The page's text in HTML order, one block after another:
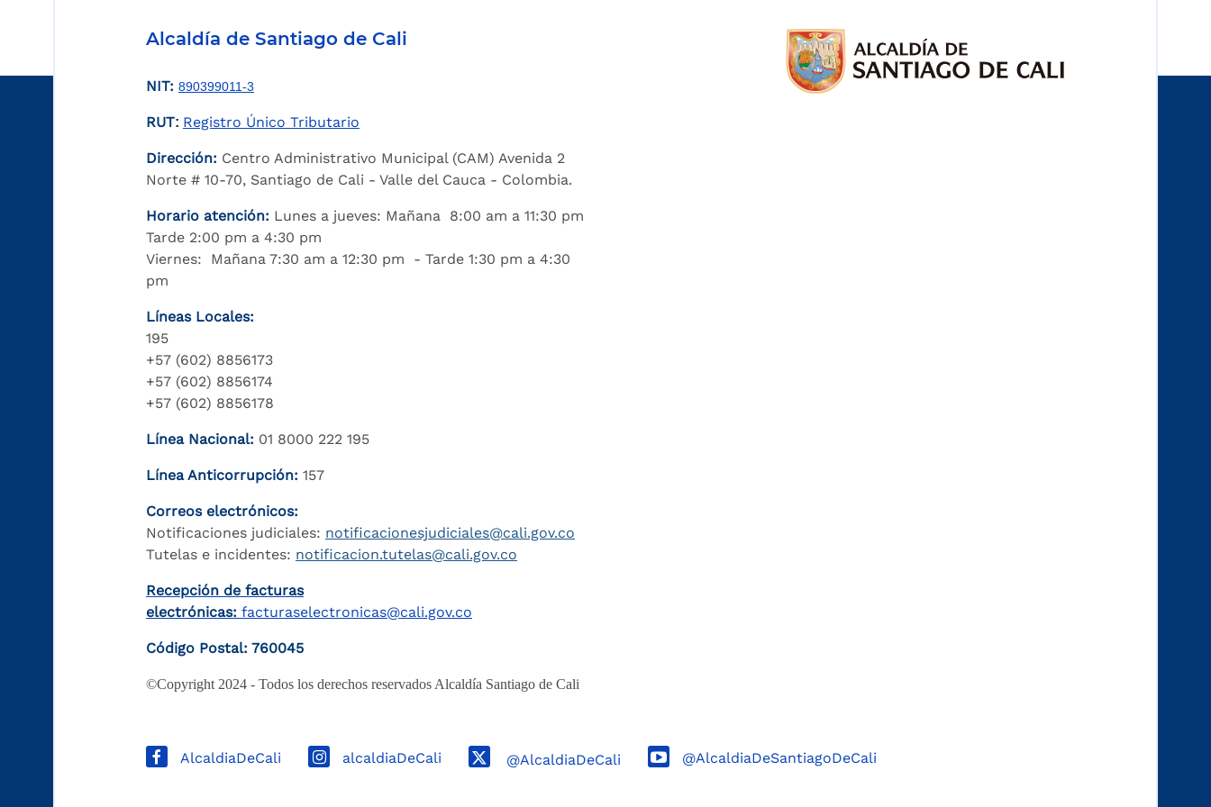
Alcaldía de Santiago de Cali
NIT: 890399011-3
RUT: Registro Único Tributario
Dirección: Centro Administrativo Municipal (CAM) Avenida 2
Norte # 10-70, Santiago de Cali - Valle del Cauca - Colombia.
Horario atención: Lunes a jueves: Mañana 8:00 am a 11:30 pm
Tarde 2:00 pm a 4:30 pm
Viernes: Mañana 7:30 am a 12:30 pm - Tarde 1:30 pm a 4:30
pm
Líneas Locales:
195
+57 (602) 8856173
+57 (602) 8856174
+57 (602) 8856178
Línea Nacional: 01 8000 222 195
Línea Anticorrupción: 157
Correos electrónicos:
Notificaciones judiciales: notificacionesjudiciales@cali.gov.co
Tutelas e incidentes: notificacion.tutelas@cali.gov.co
Recepción de facturas
electrónicas: facturaselectronicas@cali.gov.co
Código Postal: 760045
©Copyright 2024 - Todos los derechos reservados Alcaldía Santiago de Cali
AlcaldiaDeCali alcaldiaDeCali @AlcaldiaDeCali @AlcaldiaDeSantiagoDeCali